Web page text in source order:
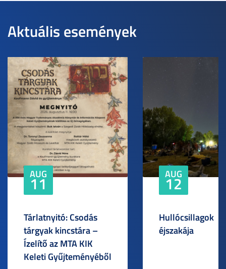
Aktuális események
AUG
11
Tárlatnyitó: Csodás
tárgyak kincstára –
Ízelítő az MTA KIK
Keleti Gyűjteményéből
AUG
12
Hullócsillagok
éjszakája